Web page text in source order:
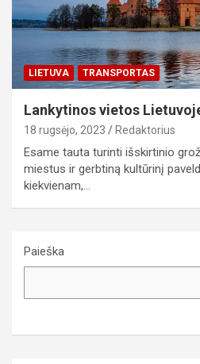
LIETUVA TRANSPORTAS
Lankytinos vietos
18 rugsėjo, 2023 Redaktorius
Esame tauta turinti išskirtinio
miestus ir gerbtiną kultūrinį
kiekvienam,…
Paieška